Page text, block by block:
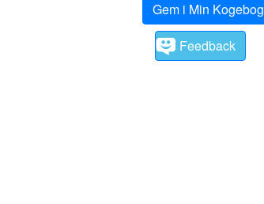
Gem i Min Kogebog
Feedback